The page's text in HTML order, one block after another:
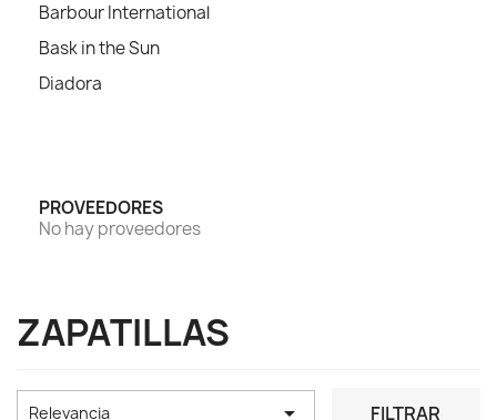
Barbour International
Bask in the Sun
Diadora
PROVEEDORES
No hay proveedores
ZAPATILLAS
Relevancia  FILTRAR